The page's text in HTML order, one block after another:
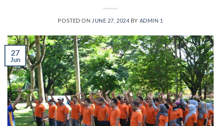
POSTED ON JUNE 27, 2024 BY ADMIN 1
27
Jun